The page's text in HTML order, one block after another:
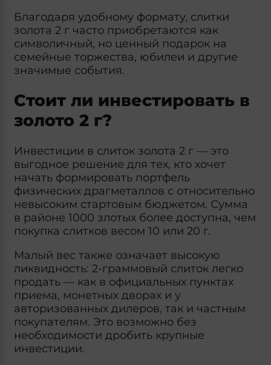
Благодаря удобному формату, слитки
золота 2 г часто приобретаются как
символичный, но ценный подарок на
семейные торжества, юбилеи и другие
значимые события.
Стоит ли инвестировать в
золото 2 г?
Инвестиции в слиток золота 2 г — это
выгодное решение для тех, кто хочет
начать формировать портфель
физических драгметаллов с относительно
невысоким стартовым бюджетом. Сумма
в районе 1000 злотых более доступна, чем
покупка слитков весом 10 или 20 г.
Малый вес также означает высокую
ликвидность: 2-граммовый слиток легко
продать — как в официальных пунктах
приема, монетных дворах и у
авторизованных дилеров, так и частным
покупателям. Это возможно без
необходимости дробить крупные
инвестиции.